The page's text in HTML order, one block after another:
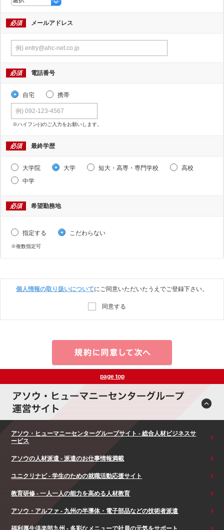
必須 メールアドレス
必須 電話番号
自宅 携帯
※ハイフン(-)のご入力をお願いします。
必須 最終学歴
大学院 大学 短大・高専・専門学校
高校
中学
必須 希望勤務地
指定する こだわらない
※複数指定可
個人情報の取り扱いについてにご同意いただいたうえでご登録下さい。
同意する
page top
アソウ・ヒューマニーセンターグループサイト - 総合人材ビジネスサ
ービス
アソウの人材派遣 - 派遣のお仕事情報満載
ユニクリナビ - 学生のための就職活動応援サイト
教育研修 - 一人一人の能力を高める人材教育
アソウ・アルファ - 九州の半導体・電子部品などの技術者派遣
福利厚生倶楽部九州 - 多彩なメニューで社員の元気をサポート